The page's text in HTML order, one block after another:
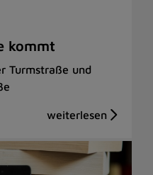
kommt
Turmstraße und